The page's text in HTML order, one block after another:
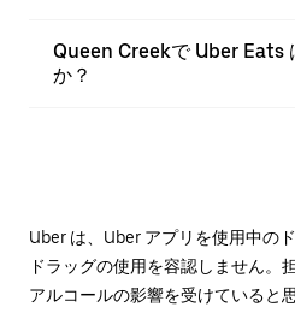
Queen Creekで Uber Eats
か？
Uber は、Uber アプリを使用中の
ドラッグの使用を容認しません。
アルコールの影響を受けていると